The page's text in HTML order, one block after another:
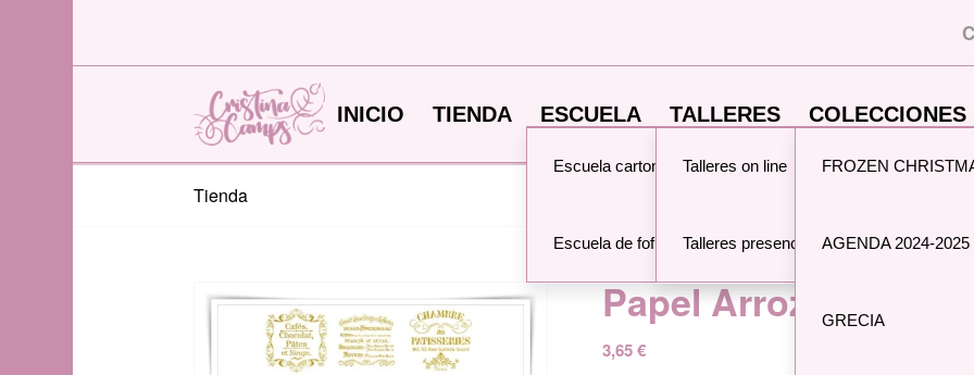
INICIO TIENDA ESCUELA
Escuela cartonaje
Escuela de fofuchas
TALLERES
Talleres on line
Talleres presenciales
FROZEN
AGENDA 2024-2025
GRECIA
Tienda
Papel Arroz Fondo
3,65€